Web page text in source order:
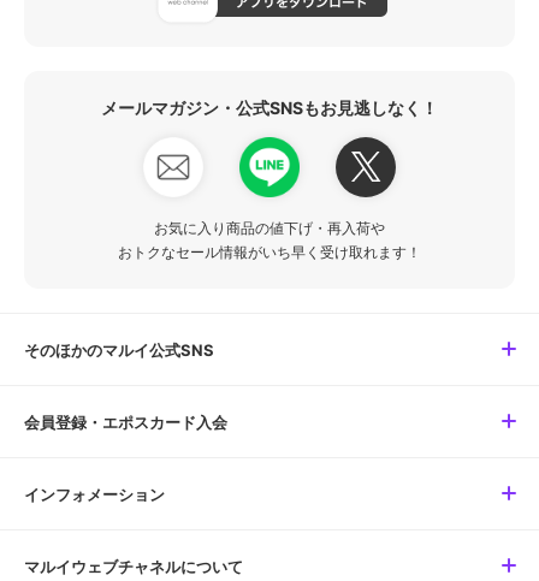
メールマガジン・公式SNSもお見逃しなく！
お気に入り商品の値下げ・再入荷や
おトクなセール情報がいち早く受け取れます！
そのほかのマルイ公式SNS
会員登録・エポスカード入会
インフォメーション
マルイウェブチャネルについて